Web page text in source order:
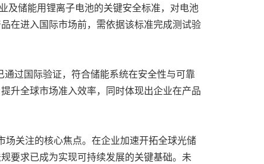
及储能用锂离子电池的关键安全标准，对电池
在进入国际市场前，需依据该标准完成测试验
过国际验证，符合储能系统在安全性与可靠
升全球市场准入效率，同时体现出企业在产品
关注的核心焦点。在企业加速开拓全球光储
要求已成为实现可持续发展的关键基础。未